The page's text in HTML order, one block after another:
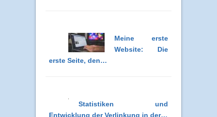
Meine erste
Website: Die
erste Seite, den…
Statistiken und
Entwicklung der Verlinkung in der…